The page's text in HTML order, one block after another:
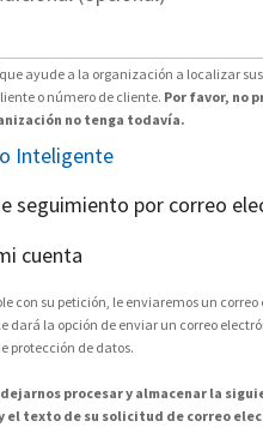
ayude a la organización a localizar
o número de cliente. Por favor, no
no tenga todavía.
Inteligente
seguimiento por correo
cuenta
con su petición, le enviaremos un
la opción de enviar un correo
protección de datos.
procesar y almacenar la
el texto de su solicitud de correo